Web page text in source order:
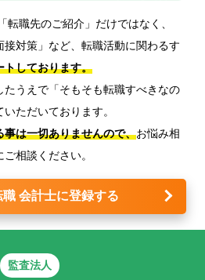
転職先のご紹介」だけではなく、
接対策」など、転職活動に関わるす
トしております。
たうえで「そもそも転職すべきなの
ただいております。
事は一切ありませんので、お悩み相
相談ください。
会計士に登録する
監査法人